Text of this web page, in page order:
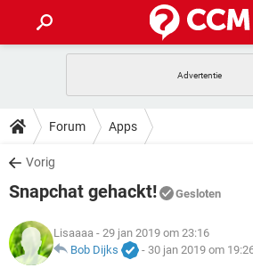
INSTAGRAM
NETFLIX
GRATIS
TIKTOK
HOW-TO
VIDEOBELLEN
GRATIS
TIKTOK
DOWNLOADS
VIDEOBELLEN GAMES
INSTAGRAM
NETFLIX
FORUM
VIDEOBELLEN
INSTAGRAM
ARTIKELEN
Forum Apps
Vorig
Snapchat gehackt! Gesloten
Lisaaaa - 29 jan 2019 om 23:16
Bob Dijks
- 30 jan 2019 om